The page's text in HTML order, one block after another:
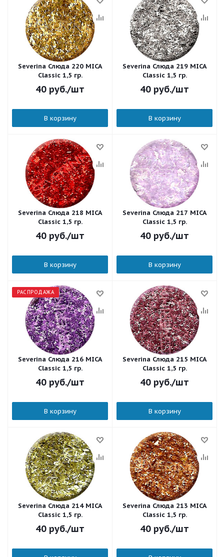
Severina Слюда 220 MICA
Classic 1,5 гр.
40 руб./шт
В корзину
Severina Слюда 219 MICA
Classic 1,5 гр.
40 руб./шт
В корзину
Severina Слюда 218 MICA
Classic 1,5 гр.
40 руб./шт
В корзину
Severina Слюда 217 MICA
Classic 1,5 гр.
40 руб./шт
В корзину
РАСПРОДАЖА
Severina Слюда 216 MICA
Classic 1,5 гр.
40 руб./шт
В корзину
Severina Слюда 215 MICA
Classic 1,5 гр.
40 руб./шт
В корзину
Severina Слюда 214 MICA
Classic 1,5 гр.
40 руб./шт
Severina Слюда 213 MICA
Classic 1,5 гр.
40 руб./шт